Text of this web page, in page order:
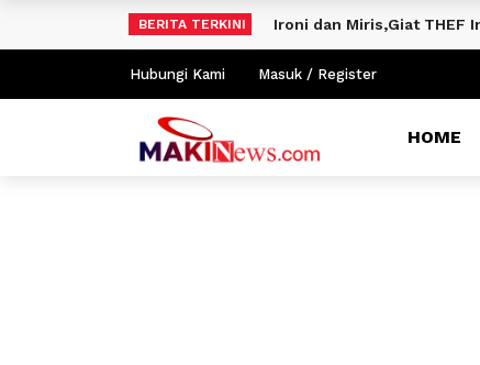
BERITA TERKINI Ironi dan Miris,Giat THEF
Hubungi Kami Masuk / Register
HOME